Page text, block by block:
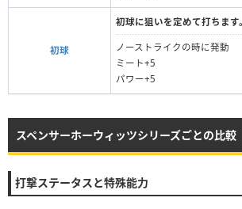
初球
初球に狙いを定めて打ちます。
ノーストライクの時に発動
ミート+5
パワー+5
スペンサーホーウィッツシリーズごとの比較
打撃ステータスと特殊能力